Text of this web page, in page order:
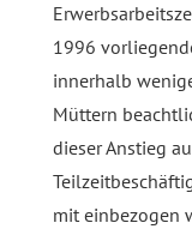
1996
innerhalb
Müttern
dieser Anstieg
mit einbezogen